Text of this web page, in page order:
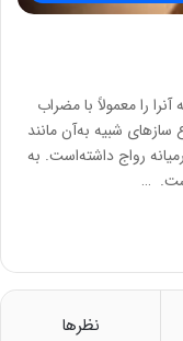
را معمولاً با مضراب
سازهای شبیه به‌آن مانند
رواج داشته‌است. به
…
نظرها